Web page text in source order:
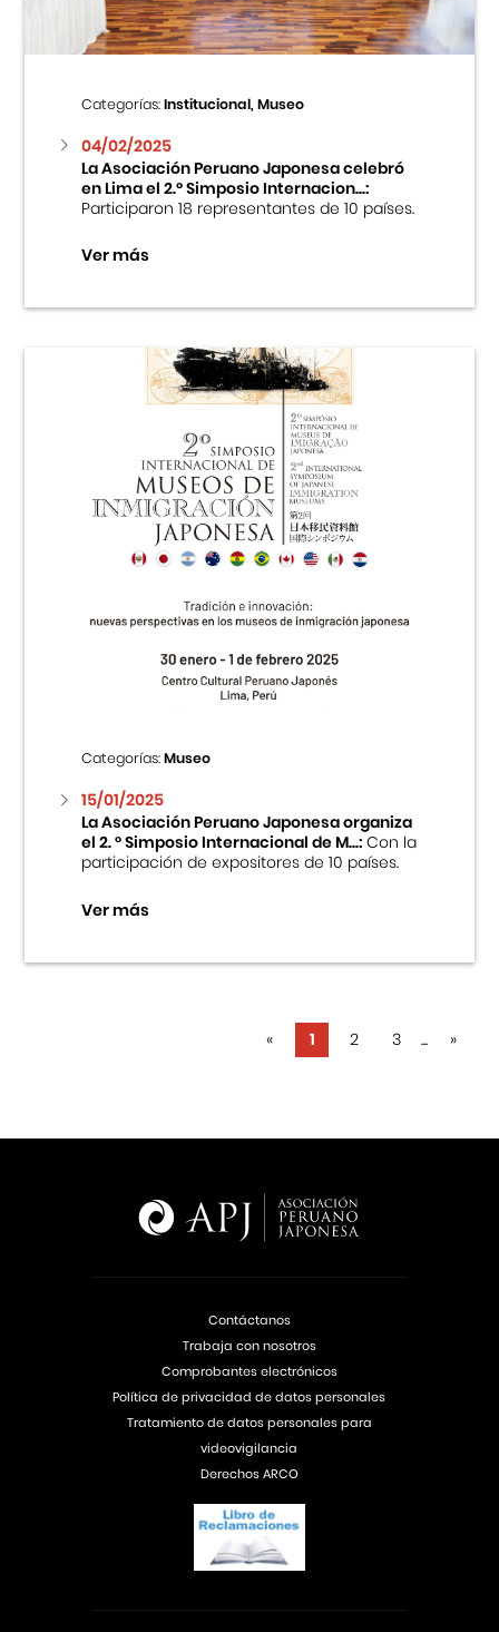
Categorías:Institucional, Museo
04/02/2025
La Asociación Peruano Japonesa celebró
en Lima el 2.º Simposio Internacion...:
Participaron 18 representantes de 10 países.
Ver más
Categorías:Museo
15/01/2025
La Asociación Peruano Japonesa organiza
el 2. ° Simposio Internacional de M...:Con la
participación de expositores de 10 países.
Ver más
« 1 2 3 ... »
Contáctanos
Trabaja con nosotros
Comprobantes electrónicos
Política de privacidad de datos personales
Tratamiento de datos personales para
videovigilancia
Derechos ARCO